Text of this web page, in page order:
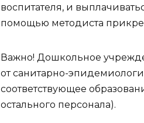
воспитателя, и
помощью методиста
Важно! Дошкольное
от санитарно-
соответствующее
остального персонала).